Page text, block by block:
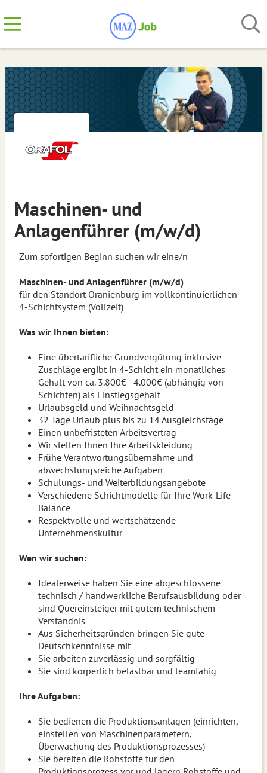
Maschinen- und
Anlagenführer (m/w/d)
Zum sofortigen Beginn suchen wir eine/n
Maschinen- und Anlagenführer (m/w/d)
für den Standort Oranienburg im vollkontinuierlichen
4-Schichtsystem (Vollzeit)
Was wir Ihnen bieten:
Eine übertarifliche Grundvergütung inklusive
Zuschläge ergibt in 4-Schicht ein monatliches
Gehalt von ca. 3.800€ - 4.000€ (abhängig von
Schichten) als Einstiegsgehalt
Urlaubsgeld und Weihnachtsgeld
32 Tage Urlaub plus bis zu 14 Ausgleichstage
Einen unbefristeten Arbeitsvertrag
Wir stellen Ihnen Ihre Arbeitskleidung
Frühe Verantwortungsübernahme und
abwechslungsreiche Aufgaben
Schulungs- und Weiterbildungsangebote
Verschiedene Schichtmodelle für Ihre Work-Life-
Balance
Respektvolle und wertschätzende
Unternehmenskultur
Wen wir suchen:
Idealerweise haben Sie eine abgeschlossene
technisch / handwerkliche Berufsausbildung oder
sind Quereinsteiger mit gutem technischem
Verständnis
Aus Sicherheitsgründen bringen Sie gute
Deutschkenntnisse mit
Sie arbeiten zuverlässig und sorgfältig
Sie sind körperlich belastbar und teamfähig
Ihre Aufgaben:
Sie bedienen die Produktionsanlagen (einrichten,
einstellen von Maschinenparametern,
Überwachung des Produktionsprozesses)
Sie bereiten die Rohstoffe für den